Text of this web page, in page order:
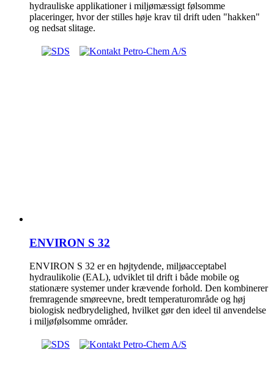
hydrauliske applikationer i miljømæssigt følsomme
placeringer, hvor der stilles høje krav til drift uden "hakken"
og nedsat slitage.
ENVIRON S 32
ENVIRON S 32 er en højtydende, miljøacceptabel
hydraulikolie (EAL), udviklet til drift i både mobile og
stationære systemer under krævende forhold. Den kombinerer
fremragende smøreevne, bredt temperaturområde og høj
biologisk nedbrydelighed, hvilket gør den ideel til anvendelse
i miljøfølsomme områder.